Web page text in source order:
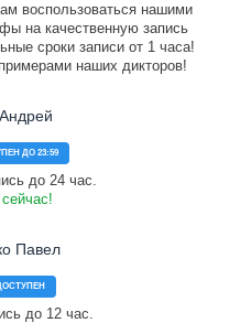
воспользоваться нашими
на качественную запись
сроки записи от 1 часа!
наших дикторов!
ДО 23:59
до 24 час.
Павел
до 12 час.